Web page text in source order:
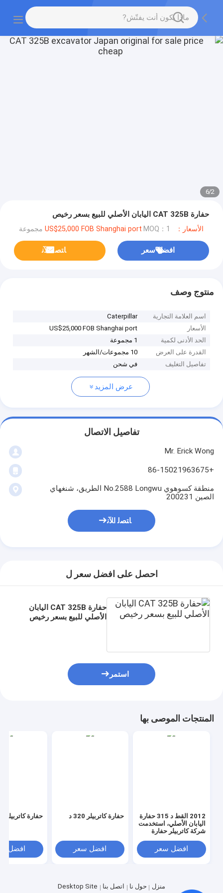
2
/
6
حفارة CAT 325B اليابان الأصلي للبيع بسعر رخيص
الأسعار：US$25,000 FOB Shanghai port MOQ：1 مجموعة
افضل سعر ﺎﺘﺼﻟ ﺍﻶﻧ
منتوج وصف
اسم العلامة التجارية
Caterpillar
الأسعار
US$25,000 FOB Shanghai port
الحد الأدنى لكمية
1 مجموعة
القدرة على العرض
10 مجموعات/الشهر
تفاصيل التغليف
في شحن
عرض المزيد
تفاصيل الاتصال
Mr. Erick Wong
+86-15021963675
منطقة كسوهوي No.2588 Longwu الطريق، شنغهاي
الصين 200231
ﺎﺘﺼﻟ ﺍﻶﻧ
احصل على افضل سعر ل
حفارة CAT 325B اليابان
الأصلي للبيع بسعر رخيص
استمر
المنتجات الموصى بها
2012 القط د 315 حفارة
اليابان الأصلي، استخدمت
شركة كاتربيلر حفارة
افضل سعر
حفارة كاتربيلر 320 د
افضل سعر
حفارة كاتربيلر 312D
افضل
منزل حول نا اتصل بنا
Desktop Site